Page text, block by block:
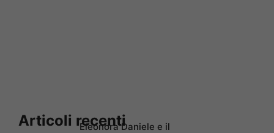
Articoli recentiEleonora Daniele e il